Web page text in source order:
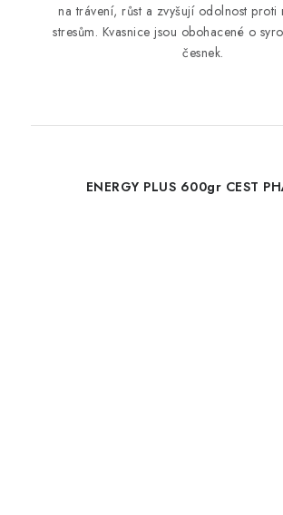
na trávení, růst a zvyšují odolnost proti
stresům. Kvasnice jsou obohacené o
česnek.
ENERGY PLUS 600gr CEST